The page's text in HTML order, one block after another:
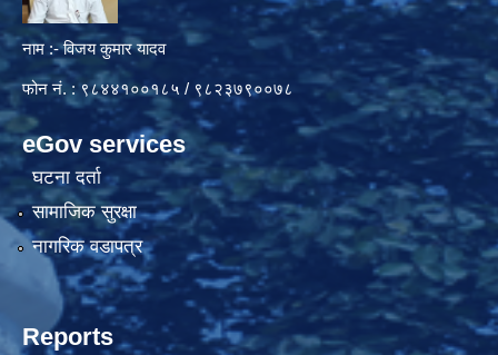
नाम :- विजय कुमार यादव
फोन नं. : ९८४४१००१८५ / ९८२३७९००७८
eGov services
घटना दर्ता
सामाजिक सुरक्षा
नागरिक वडापत्र
Reports